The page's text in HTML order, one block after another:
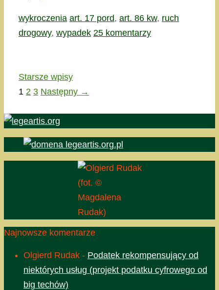
Kategorie
wykroczenia Tagi
art. 17 pord, art. 86 kw, ruch
drogowy, wypadek 25 komentarzy
Starsze wpisy
Strona
1 Strona
2 Strona
3 Następny →
(fot. ©
Magdalena
Rudak)
Najnowsze komentarze
Olgierd Rudak - Podatek rekompensujący od
niektórych usług (projekt podatku cyfrowego od
big techów)